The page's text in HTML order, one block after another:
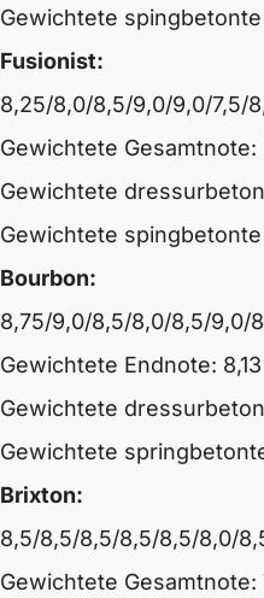
Gewichtete
Fusionist:
8,25/8,0/8,5/9,0/9,0/7,5/
Gewichtete Gesamtnote:
Gewichtete
Gewichtete
Bourbon:
8,75/9,0/8,5/8,0/8,5/9,0/
Gewichtete Endnote: 8,13
Gewichtete
Gewichtete
Brixton:
8,5/8,5/8,5/8,5/8,5/8,0/
Gewichtete Gesamtnote: